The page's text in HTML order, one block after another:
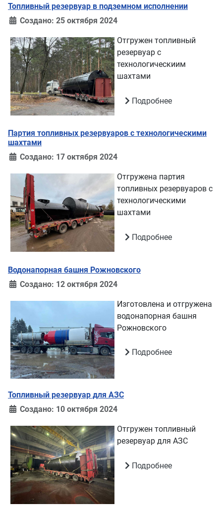
Топливный резервуар в подземном исполнении
Создано: 25 октября 2024
Отгружен топливный
резервуар с
технологическиим
шахтами
Подробнее
Партия топливных резервуаров с технологическими
шахтами
Создано: 17 октября 2024
Отгружена партия
топливных резервуаров с
технологическими
шахтами
Подробнее
Водонапорная башня Рожновского
Создано: 12 октября 2024
Изготовлена и отгружена
водонапорная башня
Рожновского
Подробнее
Топливный резервуар для АЗС
Создано: 10 октября 2024
Отгружен топливный
резервуар для АЗС
Подробнее